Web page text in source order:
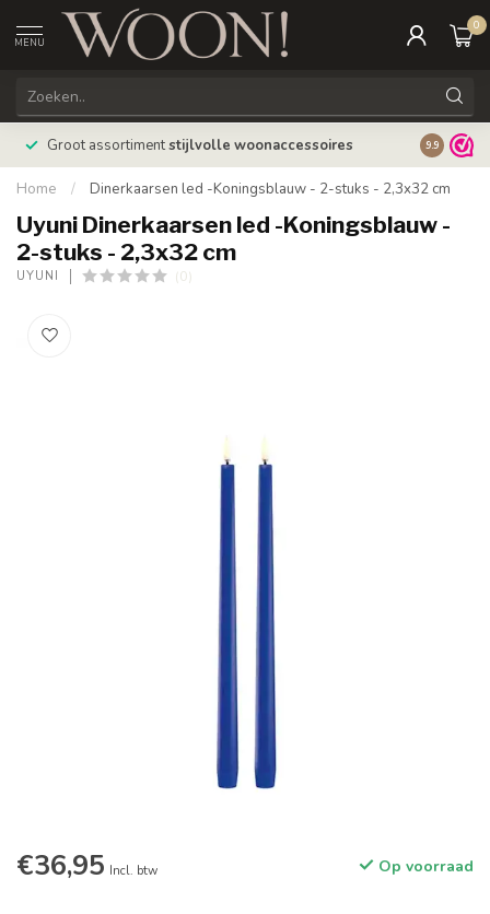
MENU
0
Groot assortimentstijlvolle woonaccessoires 9.9
Home / Dinerkaarsen led -Koningsblauw - 2-stuks - 2,3x32 cm
Uyuni Dinerkaarsen led -Koningsblauw -
2-stuks - 2,3x32 cm
UYUNI (0)
€36,95 Incl. btw Op voorraad